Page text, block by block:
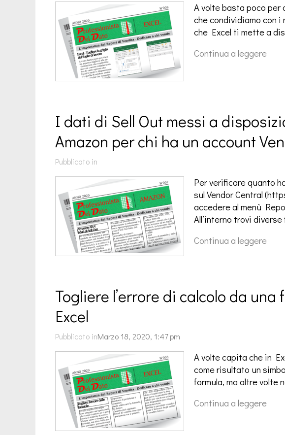
A volte basta poco per
che condividiamo con
che Excel ti mette a
Continua a leggere
I dati di Sell Out messi a
Amazon per chi ha un account
Pubblicato in
Per verificare quanto
sul Vendor Central
accedere al menù
All’interno trovi
Continua a leggere
Togliere l’errore di calcolo da una
Excel
Pubblicato inMarzo 18, 2020, 1:47 pm
A volte capita che in
come risultato un
formula, ma altre volte
Continua a leggere